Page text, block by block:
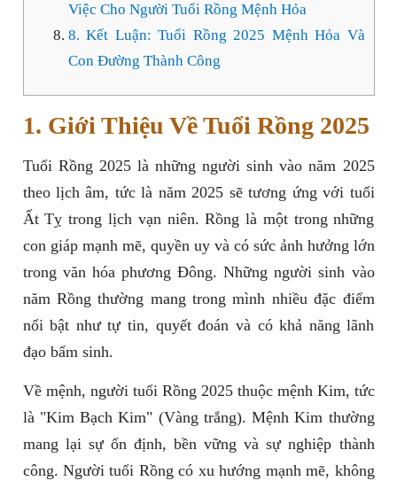
Việc Cho Người Tuổi Rồng Mệnh Hỏa
8. Kết Luận: Tuổi Rồng 2025 Mệnh Hỏa Và
Con Đường Thành Công
1. Giới Thiệu Về Tuổi Rồng 2025
Tuổi Rồng 2025 là những người sinh vào năm 2025
theo lịch âm, tức là năm 2025 sẽ tương ứng với tuổi
Ất Tỵ trong lịch vạn niên. Rồng là một trong những
con giáp mạnh mẽ, quyền uy và có sức ảnh hưởng lớn
trong văn hóa phương Đông. Những người sinh vào
năm Rồng thường mang trong mình nhiều đặc điểm
nổi bật như tự tin, quyết đoán và có khả năng lãnh
đạo bẩm sinh.
Về mệnh, người tuổi Rồng 2025 thuộc mệnh Kim, tức
là "Kim Bạch Kim" (Vàng trắng). Mệnh Kim thường
mang lại sự ổn định, bền vững và sự nghiệp thành
công. Người tuổi Rồng có xu hướng mạnh mẽ, không